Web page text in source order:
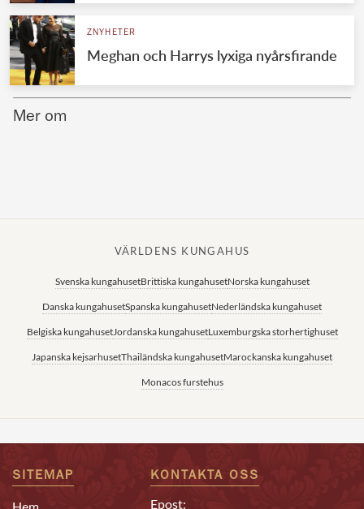
Japanska kejsarhuset
Thailändska kungahuset
Marockanska kungahuset
ZNYHETER
Meghan och Harrys lyxiga nyårsfirande
Mer om
VÄRLDENS KUNGAHUS
Svenska kungahusetBrittiska kungahusetNorska kungahuset
Danska kungahusetSpanska kungahusetNederländska kungahuset
Belgiska kungahusetJordanska kungahusetLuxemburgska storhertighuset
Japanska kejsarhusetThailändska kungahusetMarockanska kungahuset
Monacos furstehus
SITEMAP KONTAKTA OSS
Epost: